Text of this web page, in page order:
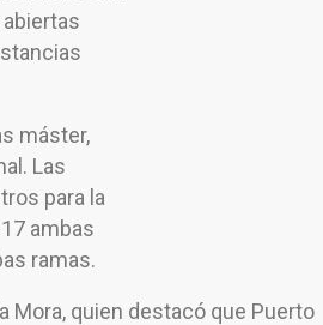
máster,
Las
para la
ambas
ramas.
Mora, quien destacó que Puerto